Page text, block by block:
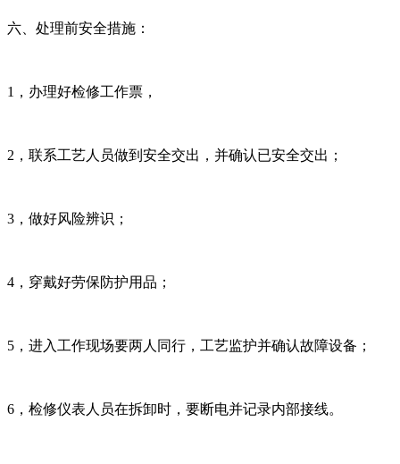
六、处理前安全措施：
1，办理好检修工作票，
2，联系工艺人员做到安全交出，并确认已安全交出；
3，做好风险辨识；
4，穿戴好劳保防护用品；
5，进入工作现场要两人同行，工艺监护并确认故障设备；
6，检修仪表人员在拆卸时，要断电并记录内部接线。